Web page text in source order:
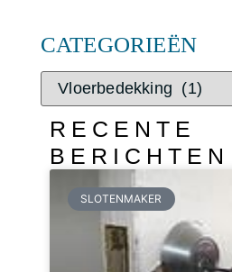
CATEGORIEËN
RECENTE
BERICHTEN
SLOTENMAKER